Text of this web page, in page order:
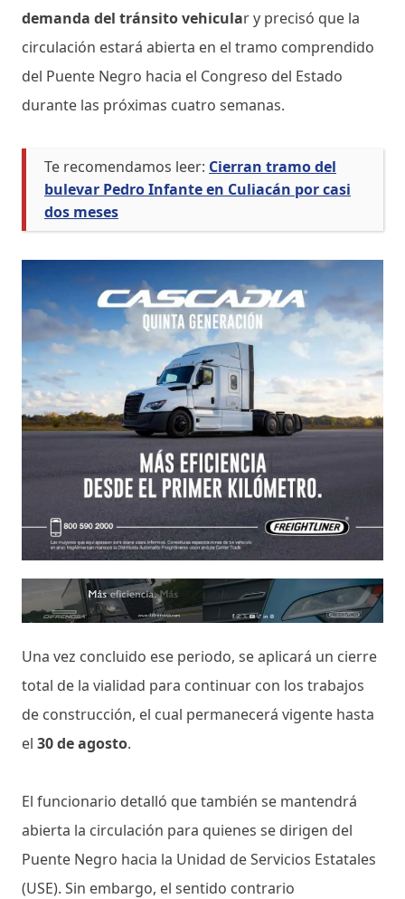
demanda del tránsito vehicular y precisó que la
circulación estará abierta en el tramo comprendido
del Puente Negro hacia el Congreso del Estado
durante las próximas cuatro semanas.
Te recomendamos leer: Cierran tramo del
bulevar Pedro Infante en Culiacán por casi
dos meses
Una vez concluido ese periodo, se aplicará un cierre
total de la vialidad para continuar con los trabajos
de construcción, el cual permanecerá vigente hasta
el 30 de agosto.
El funcionario detalló que también se mantendrá
abierta la circulación para quienes se dirigen del
Puente Negro hacia la Unidad de Servicios Estatales
(USE). Sin embargo, el sentido contrario